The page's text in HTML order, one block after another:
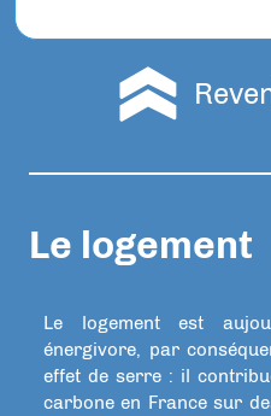
Le logement
Le logement est
énergivore, par
effet de serre : il
carbone en France sur